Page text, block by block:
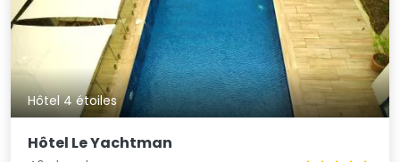
Hôtel 4 étoiles
Hôtel Le Yachtman